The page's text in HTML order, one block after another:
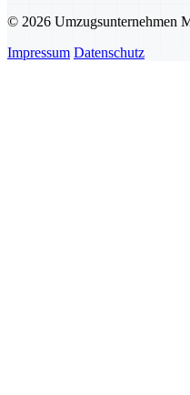
© 2026 Umzugsunternehmen
Impressum Datenschutz